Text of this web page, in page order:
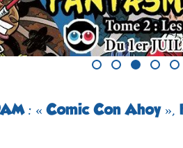
: « Comic Con Ahoy